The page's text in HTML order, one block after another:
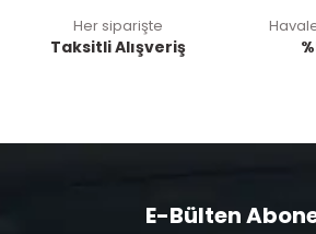
Her siparişte
Taksitli Alışveriş
E-Bülten